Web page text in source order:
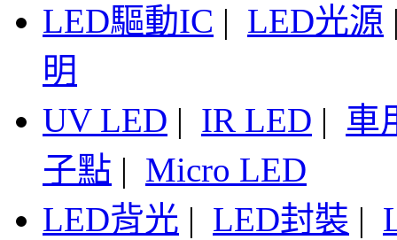
LED驅動IC | LED光源
明
UV LED | IR LED | 車
子點 | Micro LED
LED背光 | LED封裝 |